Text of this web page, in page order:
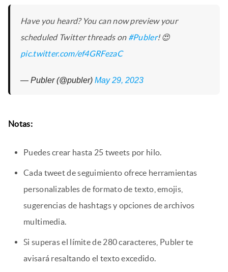
Have you heard? You can now preview your
scheduled Twitter threads on #Publer! 😍
pic.twitter.com/ef4GRFezaC
— Publer (@publer) May 29, 2023
Notas:
Puedes crear hasta 25 tweets por hilo.
Cada tweet de seguimiento ofrece herramientas
personalizables de formato de texto, emojis,
sugerencias de hashtags y opciones de archivos
multimedia.
Si superas el límite de 280 caracteres, Publer te
avisará resaltando el texto excedido.